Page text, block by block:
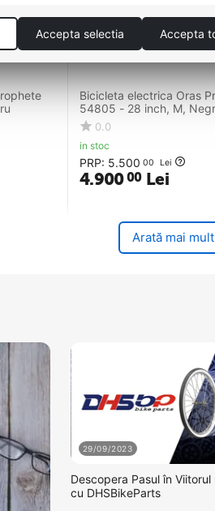
Bicicleta electrica Oras
54805 - 28 inch, M,
0.0
in stoc
PRP: 5.500 00 Lei
4.90000 Lei
Arată mai mult
29/09/2023
Descopera Pasul în
cu DHSBikeParts
Accepta selectia Accepta